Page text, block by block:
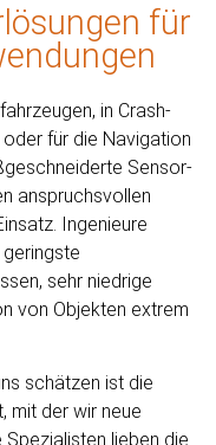
für
in Crash-
für die Navigation
Sensor-
anspruchsvollen
Ingenieure
geringste
sehr niedrige
von Objekten extrem
schätzen ist die
mit der wir neue
Spezialisten lieben die